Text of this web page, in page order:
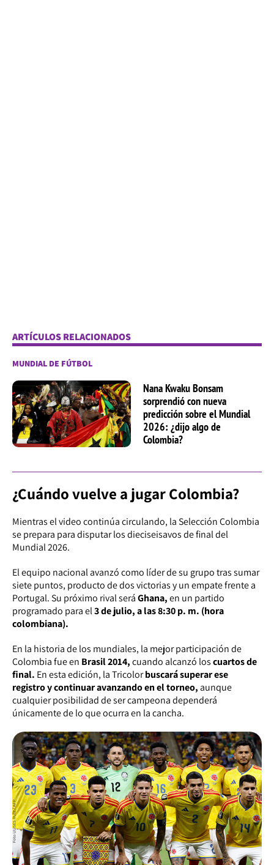
ARTÍCULOS RELACIONADOS
MUNDIAL DE FÚTBOL
Nana Kwaku Bonsam
sorprendió con nueva
predicción sobre el Mundial
2026: ¿dijo algo de
Colombia?
¿Cuándo vuelve a jugar Colombia?
Mientras el video continúa circulando, la Selección Colombia
se prepara para disputar los dieciseisavos de final del
Mundial 2026.
El equipo nacional avanzó como líder de su grupo tras sumar
siete puntos, producto de dos victorias y un empate frente a
Portugal. Su próximo rival seráGhana,en un partido
programado para el3 de julio, a las 8:30 p. m. (hora
colombiana).
En la historia de los mundiales, la mejor participación de
Colombia fue en Brasil 2014,cuando alcanzó loscuartosde
final. En esta edición, la Tricolorbuscará superar ese
registro y continuar avanzando en el torneo, aunque
cualquier posibilidad de ser campeona dependerá
únicamente de lo que ocurra en la cancha.